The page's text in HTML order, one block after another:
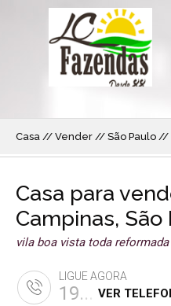
Casa // Vender // São Paulo //
Casa para
Campinas, São
vila boa vista toda reformada
LIGUE AGORA
19... VER